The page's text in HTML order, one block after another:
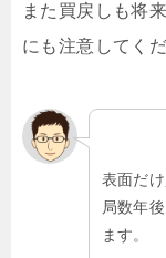
また買戻しも将
にも注意してくだ
表面だ
局数年
ます。